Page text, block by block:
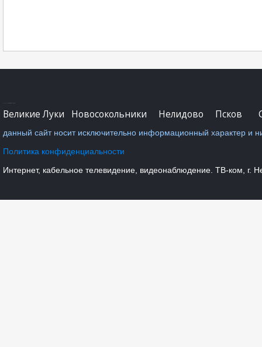
Великие Луки Новосокольники Нелидово Псков
данный сайт носит исключительно информационный характер и
Политика конфиденциальности
Интернет, кабельное телевидение, видеонаблюдение. ТВ-ком,